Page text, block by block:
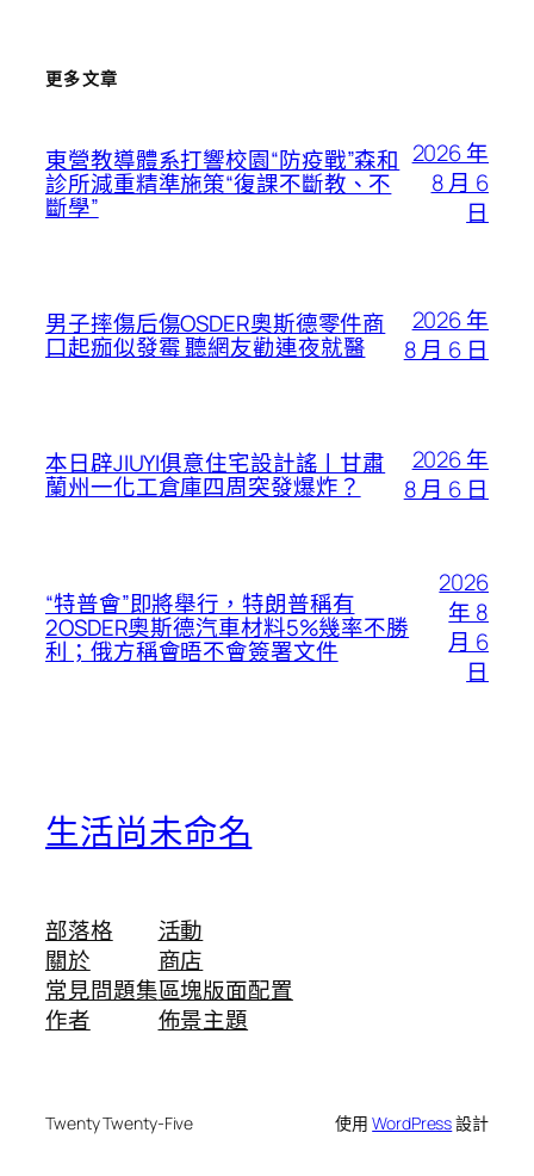
更多文章
東營教導體系打響校園“防疫戰”森和
診所減重精準施策“復課不斷教、不
斷學”
2026 年
8 月 6
日
男子摔傷后傷OSDER奧斯德零件商
口起痂似發霉 聽網友勸連夜就醫
2026 年
8 月 6 日
本日辟JIUYI俱意住宅設計謠丨甘肅
蘭州一化工倉庫四周突發爆炸？
2026 年
8 月 6 日
“特普會”即將舉行，特朗普稱有
2OSDER奧斯德汽車材料5%幾率不勝
利；俄方稱會晤不會簽署文件
2026
年 8
月 6
日
生活尚未命名
部落格
關於
常見問題集
作者
活動
商店
區塊版面配置
佈景主題
Twenty Twenty-Five 使用WordPress設計